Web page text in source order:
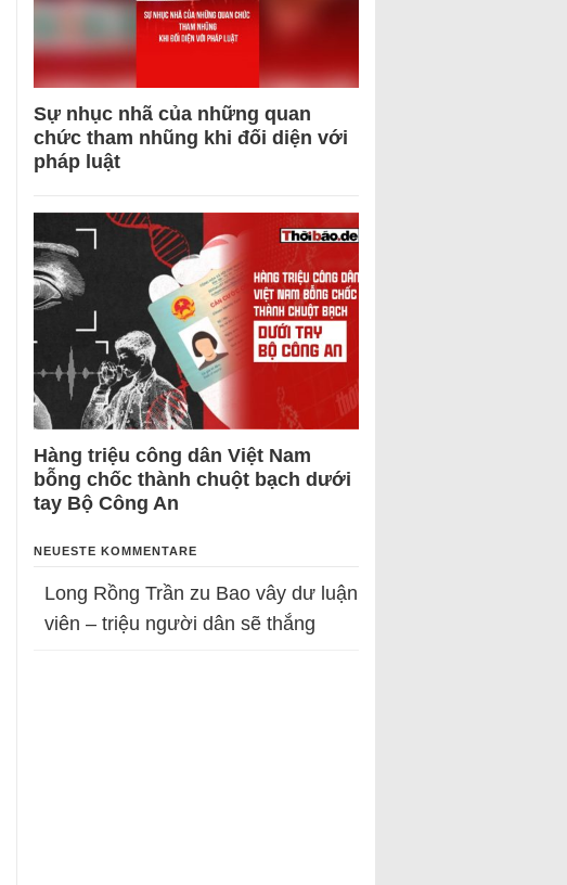
Sự nhục nhã của những quan
chức tham nhũng khi đối diện với
pháp luật
Hàng triệu công dân Việt Nam
bỗng chốc thành chuột bạch dưới
tay Bộ Công An
NEUESTE KOMMENTARE
Long Rồng Trần zu Bao vây dư luận
viên – triệu người dân sẽ thắng